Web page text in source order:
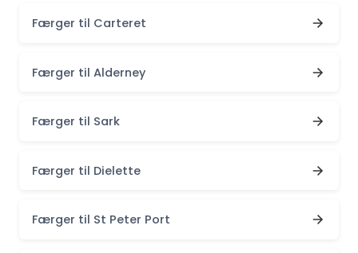
Færger til Carteret
Færger til Alderney
Færger til Sark
Færger til Dielette
Færger til St Peter Port